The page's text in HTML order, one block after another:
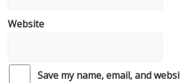
Website
Save my name, email, and